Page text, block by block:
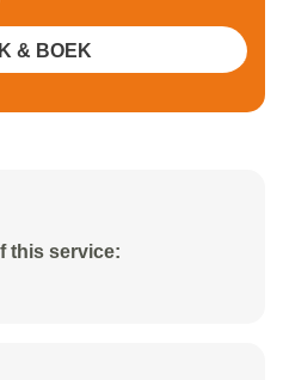
this service:
& BOEK